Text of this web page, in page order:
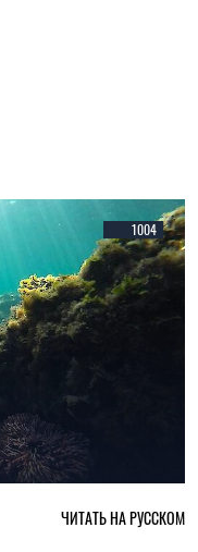
1004
ЧИТАТЬ НА РУССКОМ